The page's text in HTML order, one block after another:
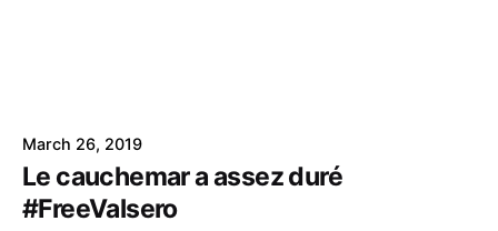
March 26, 2019
Le cauchemar a assez duré
#FreeValsero